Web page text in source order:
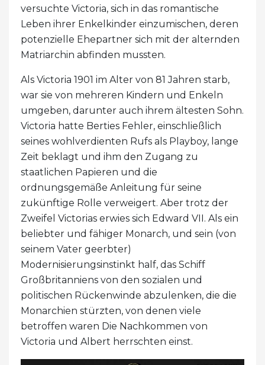
versuchte Victoria, sich in das romantische
Leben ihrer Enkelkinder einzumischen, deren
potenzielle Ehepartner sich mit der alternden
Matriarchin abfinden mussten.
Als Victoria 1901 im Alter von 81 Jahren starb,
war sie von mehreren Kindern und Enkeln
umgeben, darunter auch ihrem ältesten Sohn.
Victoria hatte Berties Fehler, einschließlich
seines wohlverdienten Rufs als Playboy, lange
Zeit beklagt und ihm den Zugang zu
staatlichen Papieren und die
ordnungsgemäße Anleitung für seine
zukünftige Rolle verweigert. Aber trotz der
Zweifel Victorias erwies sich Edward VII. Als ein
beliebter und fähiger Monarch, und sein (von
seinem Vater geerbter)
Modernisierungsinstinkt half, das Schiff
Großbritanniens von den sozialen und
politischen Rückenwinde abzulenken, die die
Monarchien stürzten, von denen viele
betroffen waren Die Nachkommen von
Victoria und Albert herrschten einst.